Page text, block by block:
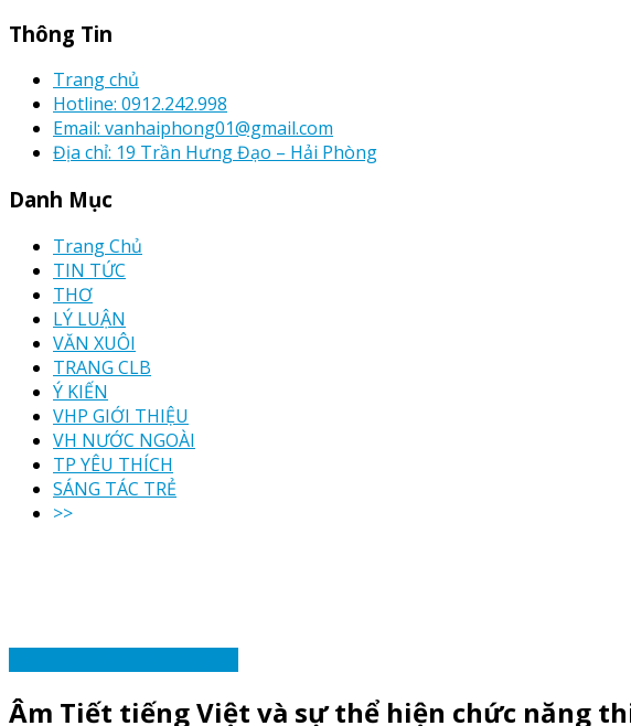
Thông Tin
Trang chủ
Hotline: 0912.242.998
Email: vanhaiphong01@gmail.com
Địa chỉ: 19 Trần Hưng Đạo – Hải Phòng
Danh Mục
Trang Chủ
TIN TỨC
THƠ
LÝ LUẬN
VĂN XUÔI
TRANG CLB
Ý KIẾN
VHP GIỚI THIỆU
VH NƯỚC NGOÀI
TP YÊU THÍCH
SÁNG TÁC TRẺ
>>
Âm Tiết tiếng Việt và sự thể hiện chức năng thi